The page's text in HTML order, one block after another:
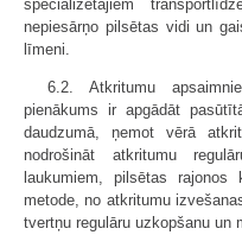
specializētajiem
nepiesārņo pilsētas vidi un
līmeni.
6.2. Atkritumu
pienākums ir apgādāt
daudzumā, ņemot vērā
nodrošināt atkritumu
laukumiem, pilsētas rajonos
metode, no atkritumu
tvertņu regulāru uzkopšanu un